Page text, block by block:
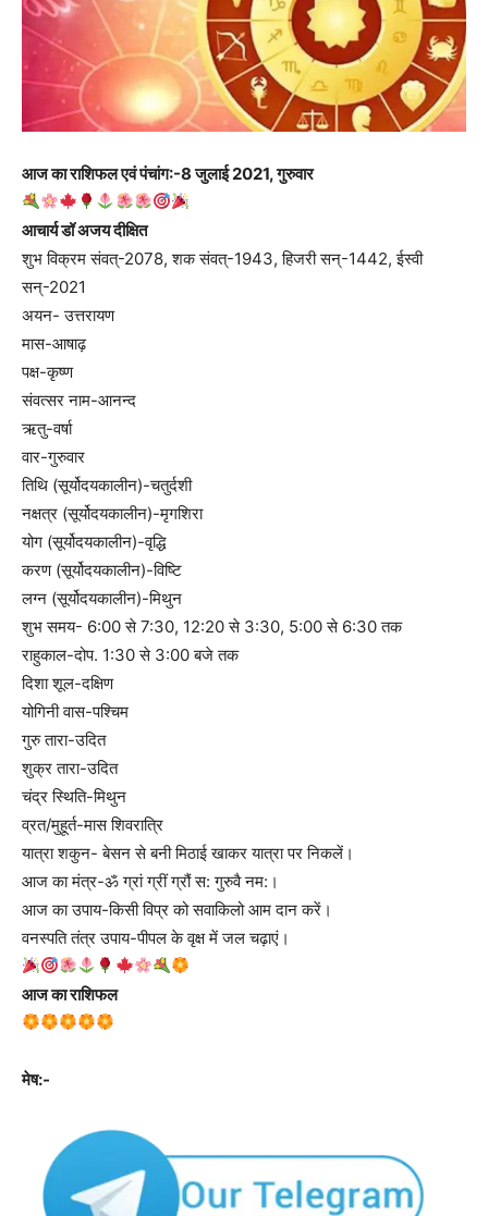
आज का राशिफल एवं पंचांग:-8 जुलाई 2021, गुरुवार
आचार्य डॉ अजय दीक्षित
शुभ विक्रम संवत्-2078, शक संवत्-1943, हिजरी सन्-1442, ईस्वी
सन्-2021
अयन- उत्तरायण
मास-आषाढ़
पक्ष-कृष्ण
संवत्सर नाम-आनन्द
ऋतु-वर्षा
वार-गुरुवार
तिथि (सूर्योदयकालीन)-चतुर्दशी
नक्षत्र (सूर्योदयकालीन)-मृगशिरा
योग (सूर्योदयकालीन)-वृद्धि
करण (सूर्योदयकालीन)-विष्टि
लग्न (सूर्योदयकालीन)-मिथुन
शुभ समय- 6:00 से 7:30, 12:20 से 3:30, 5:00 से 6:30 तक
राहुकाल-दोप. 1:30 से 3:00 बजे तक
दिशा शूल-दक्षिण
योगिनी वास-पश्चिम
गुरु तारा-उदित
शुक्र तारा-उदित
चंद्र स्थिति-मिथुन
व्रत/मुहूर्त-मास शिवरात्रि
यात्रा शकुन- बेसन से बनी मिठाई खाकर यात्रा पर निकलें।
आज का मंत्र-ॐ ग्रां ग्रीं ग्रौं स: गुरुवै नम:।
आज का उपाय-किसी विप्र को सवाकिलो आम दान करें।
वनस्पति तंत्र उपाय-पीपल के वृक्ष में जल चढ़ाएं।
आज का राशिफल
मेष:-